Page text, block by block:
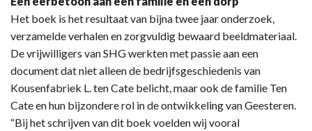
Het boek is het resultaat van bijna twee jaar onderzoek,
verzamelde verhalen en zorgvuldig bewaard beeldmateriaal.
De vrijwilligers van SHG werkten met passie aan een
document dat niet alleen de bedrijfsgeschiedenis van
Kousenfabriek L. ten Cate belicht, maar ook de familie Ten
Cate en hun bijzondere rol in de ontwikkeling van Geesteren.
“Bij het schrijven van dit boek voelden wij vooral